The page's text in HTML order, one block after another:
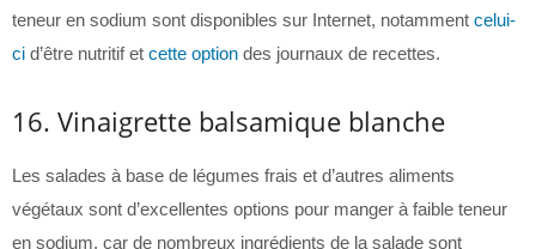
teneur en sodium sont disponibles sur Internet, notamment celui-
ci d’être nutritif et cette option des journaux de recettes.
16. Vinaigrette balsamique blanche
Les salades à base de légumes frais et d’autres aliments
végétaux sont d’excellentes options pour manger à faible teneur
en sodium, car de nombreux ingrédients de la salade sont